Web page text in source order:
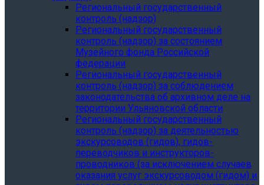
Региональный государственный
контроль (надзор)
Региональный государственный
контроль (надзор) за состоянием
Музейного фонда Российской
федерации
Региональный государственный
контроль (надзор) за соблюдением
законодательства об архивном деле на
территории Ульяновской области
Региональный государственный
контроль (надзор) за деятельностью
экскурсоводов (гидов), гидов-
переводчиков и инструкторов-
проводников (за исключением случаев
оказания услуг экскурсоводом (гидом) и